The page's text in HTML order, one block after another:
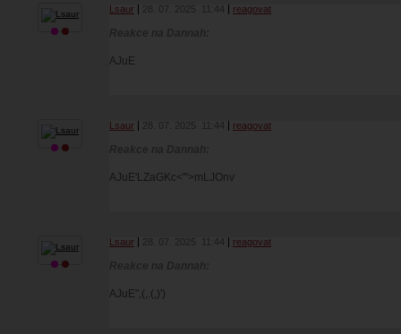
Lsaur 28. 07. 2025 11:44 reagovat
AJuE
Lsaur 28. 07. 2025 11:44 reagovat
AJuE'LZaGKc<'">mLJOnv
Lsaur 28. 07. 2025 11:44 reagovat
AJuE",(,.(,)')